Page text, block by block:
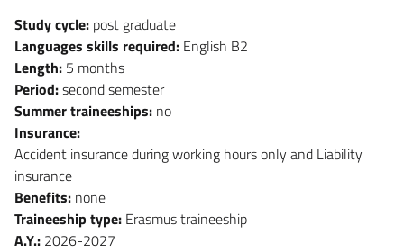
Study cycle: post graduate
Languages skills required: English B2
Length: 5 months
Period:second semester
Summer traineeships: no
Insurance:
Accident insurance during working hours only and Liability
insurance
Benefits: none
Traineeship type: Erasmus traineeship
A.Y.: 2026-2027